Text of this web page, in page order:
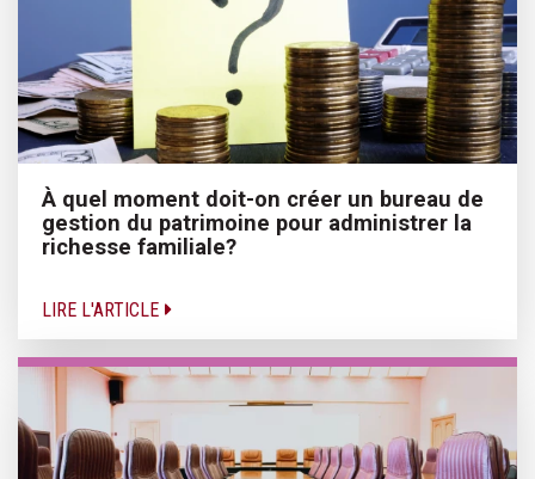
À quel moment doit-on créer un bureau de
gestion du patrimoine pour administrer la
richesse familiale?
LIRE L'ARTICLE